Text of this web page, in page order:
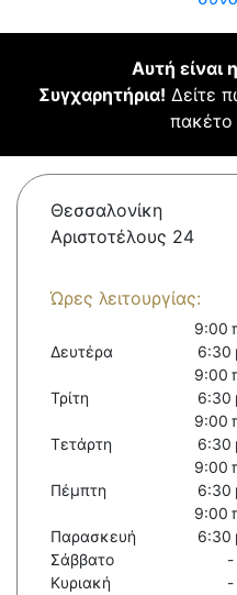
Αυτή είναι
Συγχαρητήρια! Δείτε
πακέτο
Θεσσαλονίκη
Αριστοτέλους 24
Ώρες λειτουργίας:
Δευτέρα
9:00
6:30
Τρίτη
9:00
6:30
Τετάρτη
9:00
6:30
Πέμπτη
9:00
6:30
Παρασκευή
9:00
6:30
Σάββατο
-
Κυριακή
-